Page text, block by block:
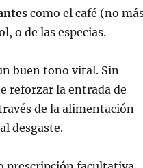
como el café (no
o de las especias.
buen tono vital. Sin
reforzar la entrada de
de la alimentación
desgaste.